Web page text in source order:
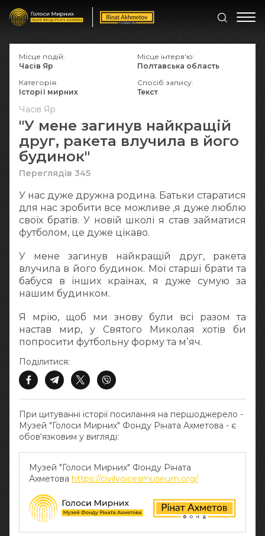
Часів Яр
"У мене загинув найкращій
друг, ракета влучила в його
будинок"
Переглядів 345
У нас дуже дружна родина. Батьки старатися
для нас зробити все можливе ,я дуже люблю
своїх братів. У новій школі я став займатися
футболом, це дуже цікаво.
У мене загинув найкращій друг, ракета
влучила в його будинок. Мої старші брати та
бабуся в інших країнах, я дуже сумую за
нашим будинком.
Я мрію, щоб ми знову були всі разом та
настав мир, у Святого Миколая хотів би
попросити футбольну форму та мʼяч.
При цитуванні історії посилання на першоджерело -
Музей "Голоси Мирних" Фонду Ріната Ахметова - є
обов‘язковим у вигляді:
Музей "Голоси Мирних" Фонду Ріната
Ахметова https://civilvoicesmuseum.org/
Поділитися:
Місце подій:
Часів Яр
Місце інтерв'ю:
Полтавська область
Категорія:
Історії мирних
Спосіб запису:
Текст